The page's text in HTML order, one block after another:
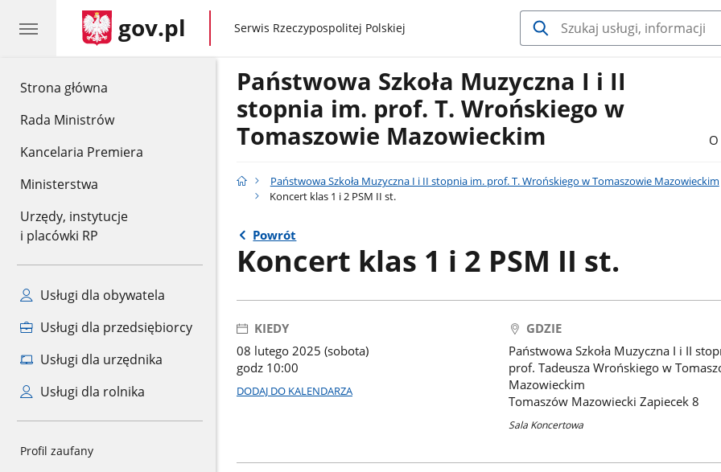
Strona główna
Rada Ministrów
Kancelaria Premiera
Ministerstwa
Urzędy, instytucje
i placówki RP
Usługi dla obywatela
Usługi dla przedsiębiorcy
Usługi dla urzędnika
Usługi dla rolnika
Profil zaufany
gov.pl gov.pl
Serwis Rzeczypospolitej Polskiej
Państwowa Szkoła Muzyczna I i II
stopnia im. prof. T. Wrońskiego w
Tomaszowie Mazowieckim
Państwowa Szkoła Muzyczna I i II stopnia im. prof. T. Wrońskiego w Tomaszowie Mazowieckim
Koncert klas 1 i 2 PSM II st.
Powrót
Koncert klas 1 i 2 PSM II st.
KIEDY
08 lutego 2025 (sobota)
godz 10:00
DODAJ DO KALENDARZA
GDZIE
Państwowa Szkoła Muzyczna I i II
prof. Tadeusza Wrońskiego w
Mazowieckim
Tomaszów Mazowiecki Zapiecek 8
Sala Koncertowa